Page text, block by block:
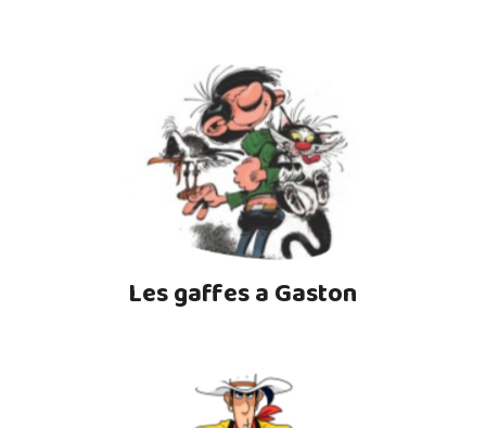
Les gaffes a Gaston